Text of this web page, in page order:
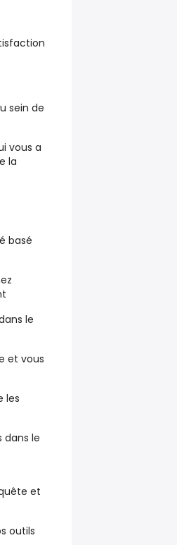
sein de
vous a
la
basé
le
et vous
les
dans le
et
outils